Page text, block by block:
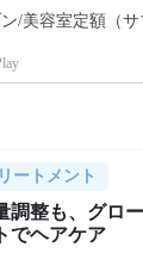
/美容室定額（
ートメント
調整も、グロ
でヘアケア